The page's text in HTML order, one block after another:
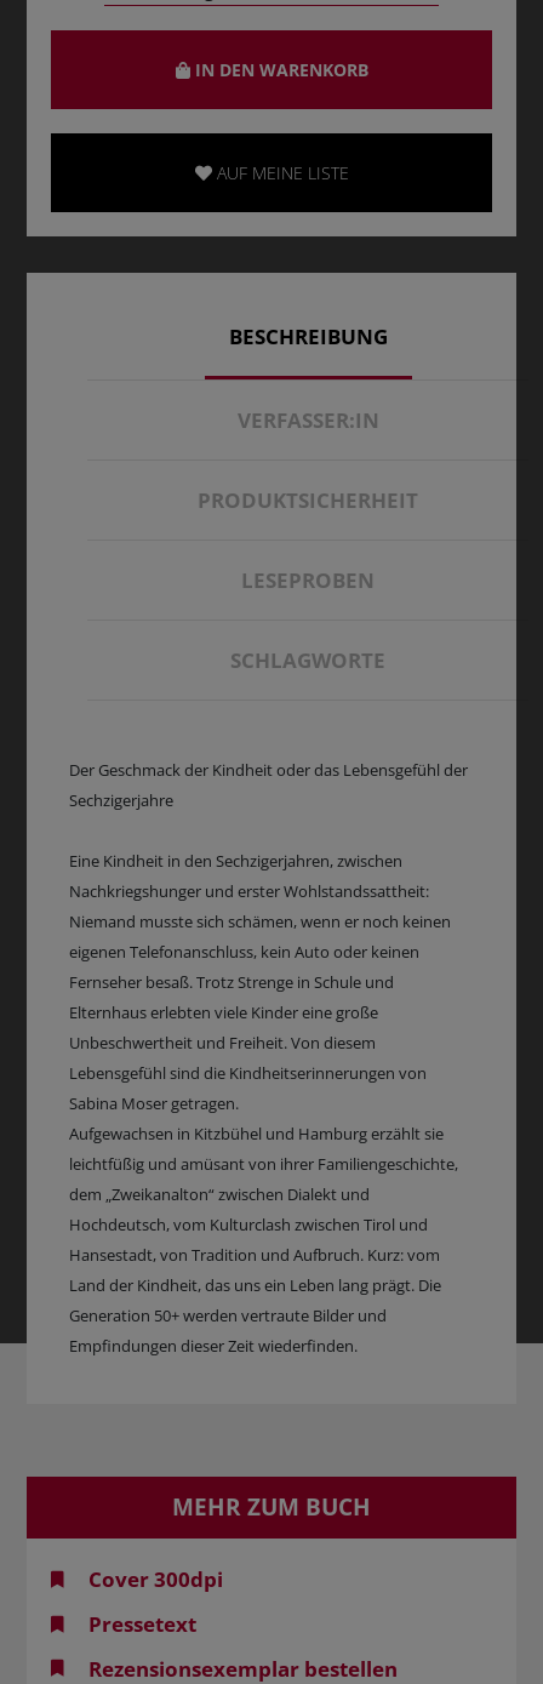
IN DEN WARENKORB
AUF MEINE LISTE
BESCHREIBUNG
VERFASSER:IN
PRODUKTSICHERHEIT
LESEPROBEN
SCHLAGWORTE
Der Geschmack der Kindheit oder das Lebensgefühl der
Sechzigerjahre
Eine Kindheit in den Sechzigerjahren, zwischen
Nachkriegshunger und erster Wohlstandssattheit:
Niemand musste sich schämen, wenn er noch keinen
eigenen Telefonanschluss, kein Auto oder keinen
Fernseher besaß. Trotz Strenge in Schule und
Elternhaus erlebten viele Kinder eine große
Unbeschwertheit und Freiheit. Von diesem
Lebensgefühl sind die Kindheitserinnerungen von
Sabina Moser getragen.
Aufgewachsen in Kitzbühel und Hamburg erzählt sie
leichtfüßig und amüsant von ihrer Familiengeschichte,
dem „Zweikanalton“ zwischen Dialekt und
Hochdeutsch, vom Kulturclash zwischen Tirol und
Hansestadt, von Tradition und Aufbruch. Kurz: vom
Land der Kindheit, das uns ein Leben lang prägt. Die
Generation 50+ werden vertraute Bilder und
Empfindungen dieser Zeit wiederfinden.
MEHR ZUM BUCH
Cover 300dpi
Pressetext
Rezensionsexemplar bestellen